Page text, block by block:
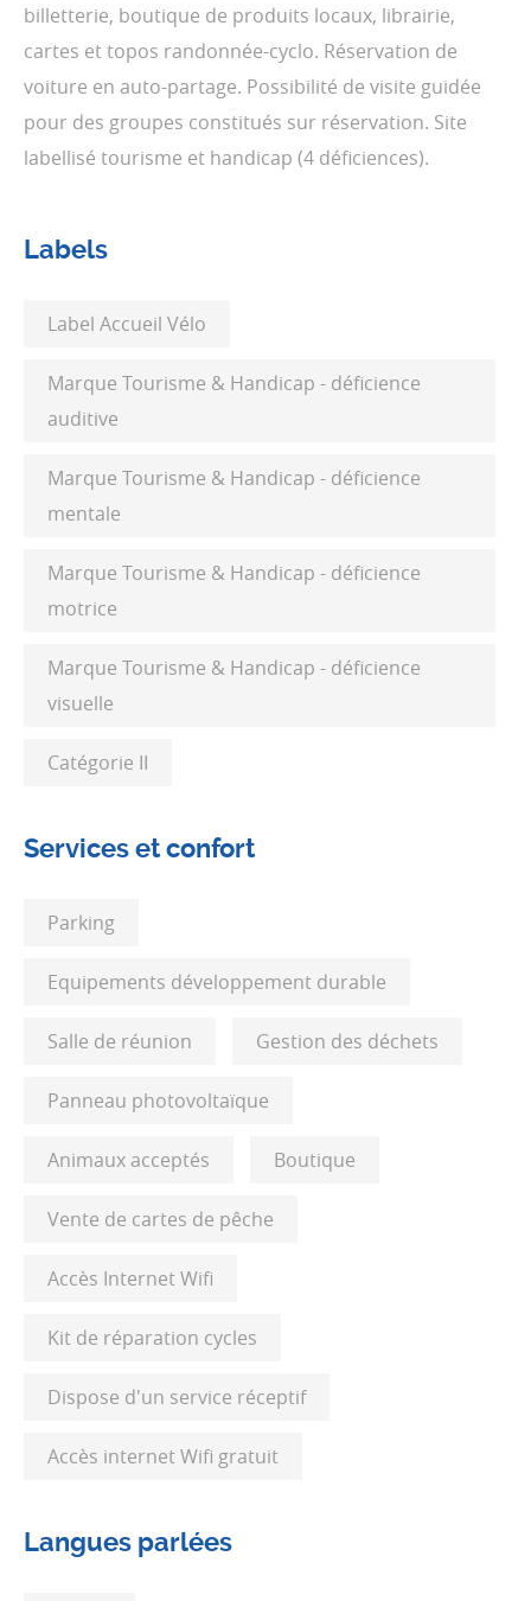
billetterie, boutique de produits locaux, librairie,
cartes et topos randonnée-cyclo. Réservation de
voiture en auto-partage. Possibilité de visite guidée
pour des groupes constitués sur réservation. Site
labellisé tourisme et handicap (4 déficiences).
Labels
Label Accueil Vélo
Marque Tourisme & Handicap - déficience
auditive
Marque Tourisme & Handicap - déficience
mentale
Marque Tourisme & Handicap - déficience
motrice
Marque Tourisme & Handicap - déficience
visuelle
Catégorie II
Services et confort
Parking
Equipements développement durable
Salle de réunion Gestion des déchets
Panneau photovoltaïque
Animaux acceptés Boutique
Vente de cartes de pêche
Accès Internet Wifi
Kit de réparation cycles
Dispose d'un service réceptif
Accès internet Wifi gratuit
Langues parlées